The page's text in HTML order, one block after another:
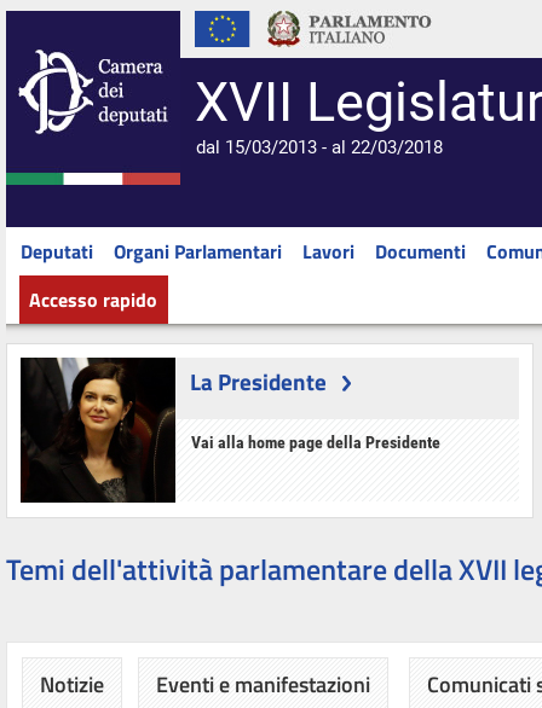
XVII
dal 15/03/2013 - al 22/03/2018
Deputati Organi Parlamentari Lavori Documenti
Accesso rapido
La Presidente
Vai alla home page della Presidente
Temi dell'attività parlamentare della XVII
Notizie Eventi e manifestazioni Comunicati